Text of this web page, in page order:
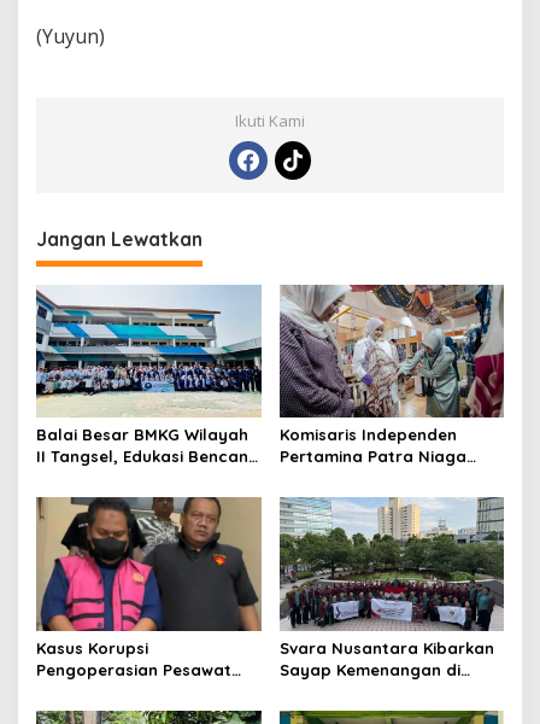
(Yuyun)
Ikuti Kami
Jangan Lewatkan
Balai Besar BMKG Wilayah
II Tangsel, Edukasi Bencana
kepada pelajar UPTD SMPN
23
Komisaris Independen
Pertamina Patra Niaga
Mitra Binaan dengan
Sentuhan Kemanusiaan dan
Keberlanjutan
Kasus Korupsi
Pengoperasian Pesawat
Development Ditetapkan
Svara Nusantara Kibarkan
Sayap Kemenangan di